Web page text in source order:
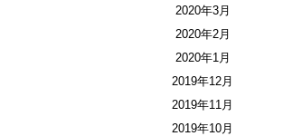
2020年3月
2020年2月
2020年1月
2019年12月
2019年11月
2019年10月